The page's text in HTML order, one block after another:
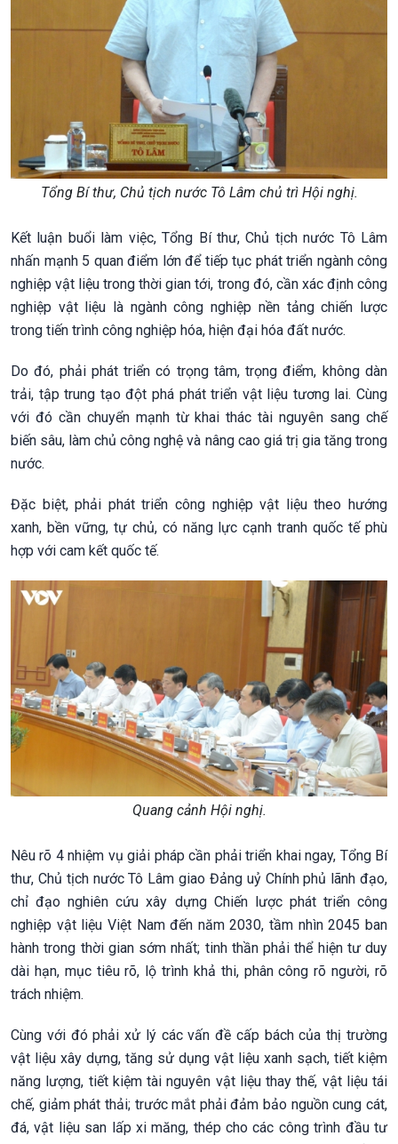
Tổng Bí thư, Chủ tịch nước Tô Lâm chủ trì Hội nghị.
Kết luận buổi làm việc, Tổng Bí thư, Chủ tịch nước Tô Lâm
nhấn mạnh 5 quan điểm lớn để tiếp tục phát triển ngành công
nghiệp vật liệu trong thời gian tới, trong đó, cần xác định công
nghiệp vật liệu là ngành công nghiệp nền tảng chiến lược
trong tiến trình công nghiệp hóa, hiện đại hóa đất nước.
Do đó, phải phát triển có trọng tâm, trọng điểm, không dàn
trải, tập trung tạo đột phá phát triển vật liệu tương lai. Cùng
với đó cần chuyển mạnh từ khai thác tài nguyên sang chế
biến sâu, làm chủ công nghệ và nâng cao giá trị gia tăng trong
nước.
Đặc biệt, phải phát triển công nghiệp vật liệu theo hướng
xanh, bền vững, tự chủ, có năng lực cạnh tranh quốc tế phù
hợp với cam kết quốc tế.
Quang cảnh Hội nghị.
Nêu rõ 4 nhiệm vụ giải pháp cần phải triển khai ngay, Tổng Bí
thư, Chủ tịch nước Tô Lâm giao Đảng uỷ Chính phủ lãnh đạo,
chỉ đạo nghiên cứu xây dựng Chiến lược phát triển công
nghiệp vật liệu Việt Nam đến năm 2030, tầm nhìn 2045 ban
hành trong thời gian sớm nhất; tinh thần phải thể hiện tư duy
dài hạn, mục tiêu rõ, lộ trình khả thi, phân công rõ người, rõ
trách nhiệm.
Cùng với đó phải xử lý các vấn đề cấp bách của thị trường
vật liệu xây dựng, tăng sử dụng vật liệu xanh sạch, tiết kiệm
năng lượng, tiết kiệm tài nguyên vật liệu thay thế, vật liệu tái
chế, giảm phát thải; trước mắt phải đảm bảo nguồn cung cát,
đá, vật liệu san lấp xi măng, thép cho các công trình đầu tư